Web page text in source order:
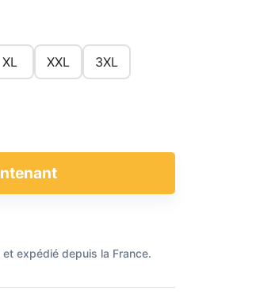
XL XXL 3XL
et expédié depuis la France.